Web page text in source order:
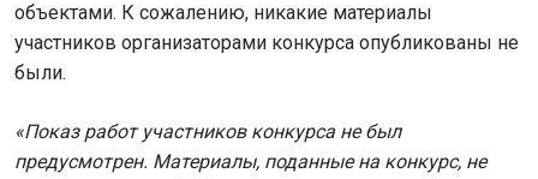
объектами. К сожалению, никакие материалы
участников организаторами конкурса опубликованы не
были.
«Показ работ участников конкурса не был
предусмотрен. Материалы, поданные на конкурс, не